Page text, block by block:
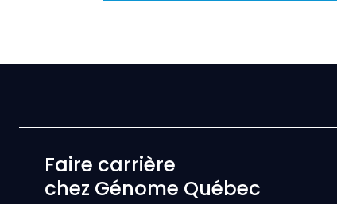
Faire carrière
chez Génome Québec